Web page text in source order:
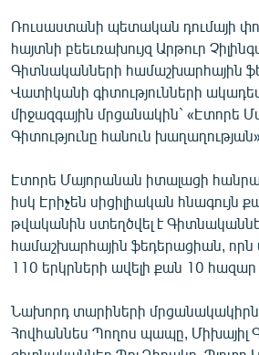
ԿՈՐՈՆԱՎԻՐՈՒՍ
ԱՐԽԻՎ
ՏԵՍԱՆՅՈՒԹԵՐ
ԲԱՆԱՎԵՃ
ՁԳՏԵԼՈՎ ԼԱՎԱԳՈՒՅՆԻՆ
ՓՈԴՔԱՍԹ
Հայերեն
Русский
Ռուսաստանի պետական դումայի
հայտնի բեեւռախույզ Արթուր
Գիտնականների համաշխարհային
Վատիկանի գիտությունների
միջազգային մրցանակին` «Էտորե
Գիտությունը հանուն
Էտորե Մայորանան իտալացի
իսկ Էրիչեն սիցիլիական հնագույն
թվականին ստեղծվել է
համաշխարհային ֆեդերացիան, որն
110 երկրների ավելի քան 10
Նախորդ տարիների
Հովհաննես Պողոս պապը, Միխայիլ